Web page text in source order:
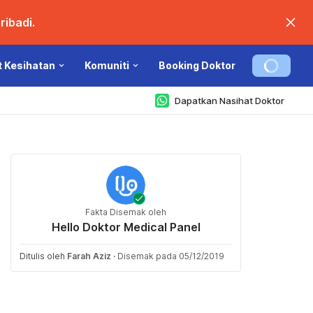
Kesihatan Komuniti Booking Doktor
Dapatkan Nasihat Doktor
Fakta Disemak oleh
Hello Doktor Medical Panel
Ditulis oleh Farah Aziz · Disemak pada 05/12/2019